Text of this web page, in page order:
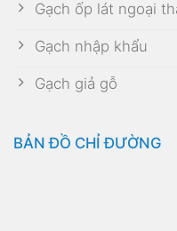
Gạch ốp lát ngoại
Gạch nhập khẩu
Gạch giả gỗ
BẢN ĐỒ CHỈ ĐƯỜNG